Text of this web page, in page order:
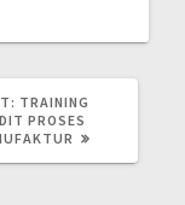
TRAINING
PROSES